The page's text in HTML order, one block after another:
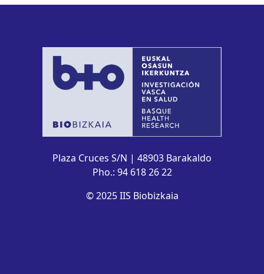
Plaza Cruces S/N | 48903 Barakaldo
Pho.: 94 618 26 22
© 2025 IIS Biobizkaia